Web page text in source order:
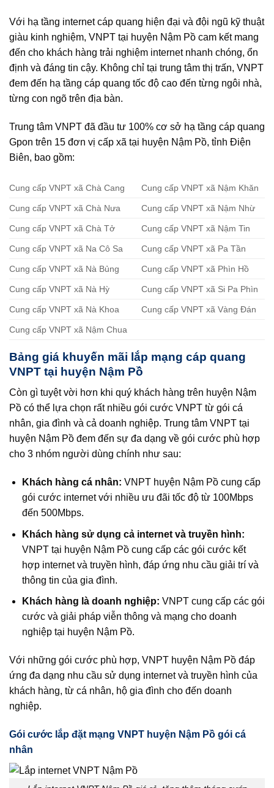
Với hạ tầng internet cáp quang hiện đại và đội ngũ kỹ thuật
giàu kinh nghiệm, VNPT tại huyện Nậm Pồ cam kết mang
đến cho khách hàng trải nghiệm internet nhanh chóng, ổn
định và đáng tin cậy. Không chỉ tại trung tâm thị trấn, VNPT
đem đến hạ tầng cáp quang tốc độ cao đến từng ngôi nhà,
từng con ngõ trên địa bàn.
Trung tâm VNPT đã đầu tư 100% cơ sở hạ tầng cáp quang
Gpon trên 15 đơn vị cấp xã tại huyện Nậm Pồ, tỉnh Điện
Biên, bao gồm:
Cung cấp VNPT xã Chà Cang Cung cấp VNPT xã Nậm Khăn
Cung cấp VNPT xã Chà Nưa Cung cấp VNPT xã Nậm Nhừ
Cung cấp VNPT xã Chà Tở Cung cấp VNPT xã Nậm Tin
Cung cấp VNPT xã Na Cô Sa Cung cấp VNPT xã Pa Tần
Cung cấp VNPT xã Nà Bủng Cung cấp VNPT xã Phìn Hồ
Cung cấp VNPT xã Nà Hỳ Cung cấp VNPT xã Si Pa Phìn
Cung cấp VNPT xã Nà Khoa Cung cấp VNPT xã Vàng Đán
Cung cấp VNPT xã Nậm Chua
Bảng giá khuyến mãi lắp mạng cáp quang
VNPT tại huyện Nậm Pồ
Còn gì tuyệt vời hơn khi quý khách hàng trên huyện Nậm
Pồ có thể lựa chọn rất nhiều gói cước VNPT từ gói cá
nhân, gia đình và cả doanh nghiệp. Trung tâm VNPT tại
huyện Nậm Pồ đem đến sự đa dạng về gói cước phù hợp
cho 3 nhóm người dùng chính như sau:
Khách hàng cá nhân: VNPT huyện Nậm Pồ cung cấp
gói cước internet với nhiều ưu đãi tốc độ từ 100Mbps
đến 500Mbps.
Khách hàng sử dụng cả internet và truyền hình:
VNPT tại huyện Nậm Pồ cung cấp các gói cước kết
hợp internet và truyền hình, đáp ứng nhu cầu giải trí và
thông tin của gia đình.
Khách hàng là doanh nghiệp: VNPT cung cấp các gói
cước và giải pháp viễn thông và mạng cho doanh
nghiệp tại huyện Nậm Pồ.
Với những gói cước phù hợp, VNPT huyện Nậm Pồ đáp
ứng đa dạng nhu cầu sử dụng internet và truyền hình của
khách hàng, từ cá nhân, hộ gia đình cho đến doanh
nghiệp.
Gói cước lắp đặt mạng VNPT huyện Nậm Pồ gói cá
nhân